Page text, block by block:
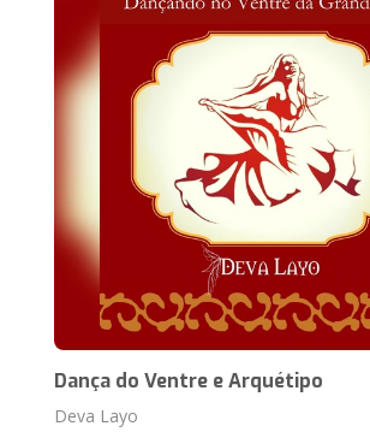
Dança do Ventre e Arquétipo
Deva Layo